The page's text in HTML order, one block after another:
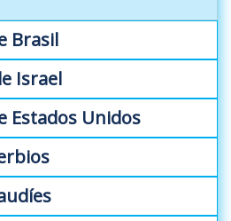
Brasil
Israel
Estados Unidos